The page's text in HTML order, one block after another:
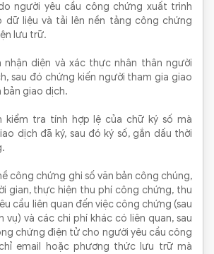
người yêu cầu công chứng xuất trình
dữ liệu và tải lên nền tảng công chứng
lưu trữ.
nhận diện và xác thực nhân thân người
sau đó chứng kiến người tham gia giao
bản giao dịch.
kiểm tra tính hợp lệ của chữ ký số mà
dịch đã ký, sau đó ký số, gắn dấu thời
công chứng ghi số văn bản công chúng,
gian, thực hiện thu phí công chứng, thu
cầu liên quan đến việc công chứng (sau
vụ) và các chi phí khác có liên quan, sau
chứng điện tử cho người yêu cầu công
email hoặc phương thức lưu trữ mà